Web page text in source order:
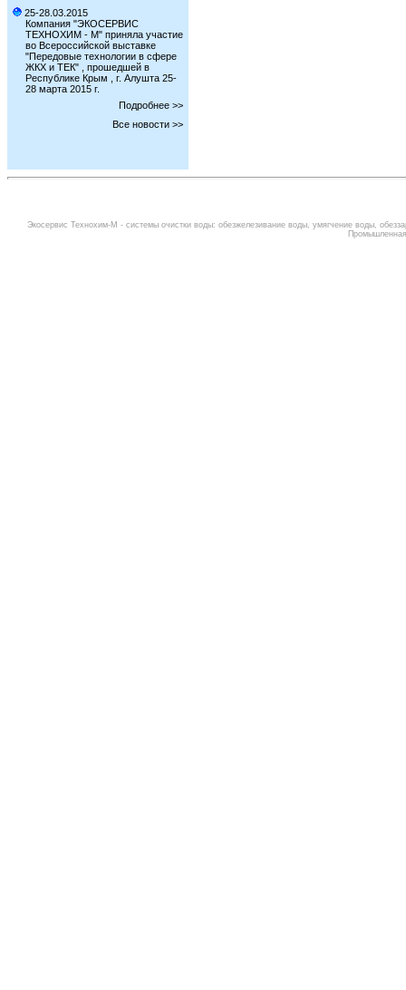
25-28.03.2015
Компания "ЭКОСЕРВИС
ТЕХНОХИМ - М" приняла участие
во Всероссийской выставке
"Передовые технологии в сфере
ЖКХ и ТЕК" , прошедшей в
Республике Крым , г. Алушта 25-
28 марта 2015 г.
Подробнее >>
Все новости >>
Экосервис Технохим-М - системы очистки воды: обезжелезивание воды, умягчение воды,